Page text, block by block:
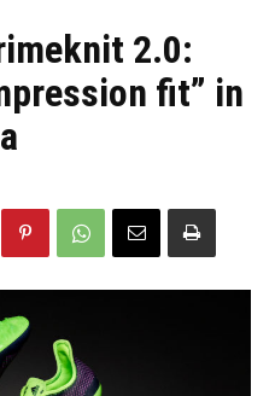
2.0:
fit” in